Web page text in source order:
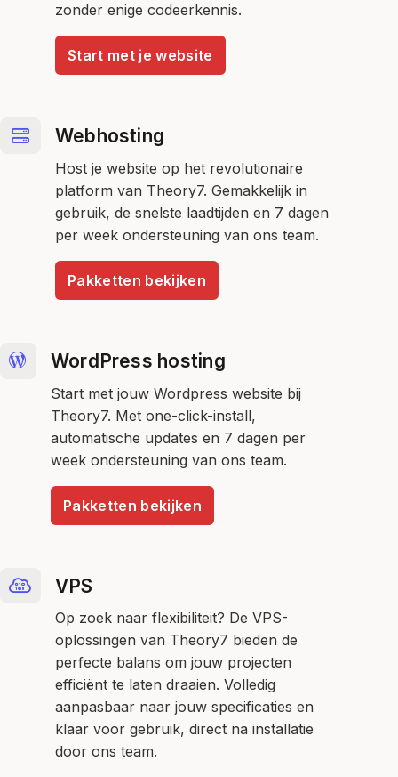
zonder enige codeerkennis.
Start met je website
Webhosting
Host je website op het revolutionaire
platform van Theory7. Gemakkelijk in
gebruik, de snelste laadtijden en 7 dagen
per week ondersteuning van ons team.
Pakketten bekijken
WordPress hosting
Start met jouw Wordpress website bij
Theory7. Met one-click-install,
automatische updates en 7 dagen per
week ondersteuning van ons team.
Pakketten bekijken
VPS
Op zoek naar flexibiliteit? De VPS-
oplossingen van Theory7 bieden de
perfecte balans om jouw projecten
efficiënt te laten draaien. Volledig
aanpasbaar naar jouw specificaties en
klaar voor gebruik, direct na installatie
door ons team.